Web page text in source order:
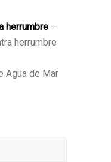
herrumbre —
herrumbre
Agua de Mar